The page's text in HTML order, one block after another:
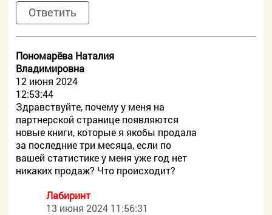
Ответить
Пономарёва Наталия
Владимировна
12 июня 2024
12:53:44
Здравствуйте, почему у меня на
партнерской странице появляются
новые книги, которые я якобы продала
за последние три месяца, если по
вашей статистике у меня уже год нет
никаких продаж? Что происходит?
Лабиринт
13 июня 2024 11:56:31